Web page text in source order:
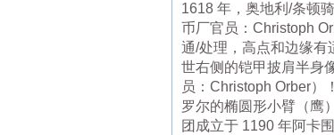
1618 年，奥地利/条顿
币厂官员：Christoph
通/处理，高点和边缘有
世右侧的铠甲披肩半身
员：Christoph Orber）
罗尔的椭圆形小臂（鹰
团成立于 1190 年阿卡